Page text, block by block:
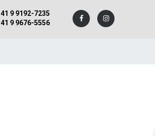
41 9 9192-7235
41 9 9676-5556